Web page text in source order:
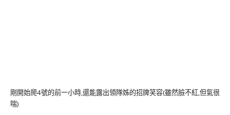
剛開始爬4號的前一小時,還能露出領隊姊的招牌笑容(雖然臉不紅,但氣很
喘)